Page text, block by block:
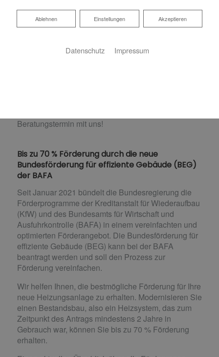
Förderung bei Neuinstallation
Beratungstermin mit uns!
Bis zu 70 % Förderung durch die neue
Bundesförderung für effiziente Gebäude (BEG)
der BAFA
Seit Januar 2021 bündelt die Bundesregierung die
Förderprogramme der Kreditanstalt für Wiederaufbau
(KfW) und des Bundesamts für Wirtschaft und
Ausfuhrkontrolle (BAFA) in einem vereinfachten und
optimierten Förderangebot. Die Bundesförderung für
effiziente Gebäude (BEG) kann bei der BAFA
beantragt werden und soll den Prozess zur
Förderung vereinfachen.
Wir helfen Ihnen, die bestmögliche Förderung für Ihre
neue Heizungsanlage zu erhalten. Modernisieren Sie
einen Bestandsbau, also ein Heizsystem, das zum
Zeitpunkt des Antrags mindestens 2 Jahre in
Gebrauch war, können Sie bis zu 70 % Förderung
erhalten.
Akzeptieren
Einstellungen
Ablehnen
Ablehnen
Datenschutz Impressum